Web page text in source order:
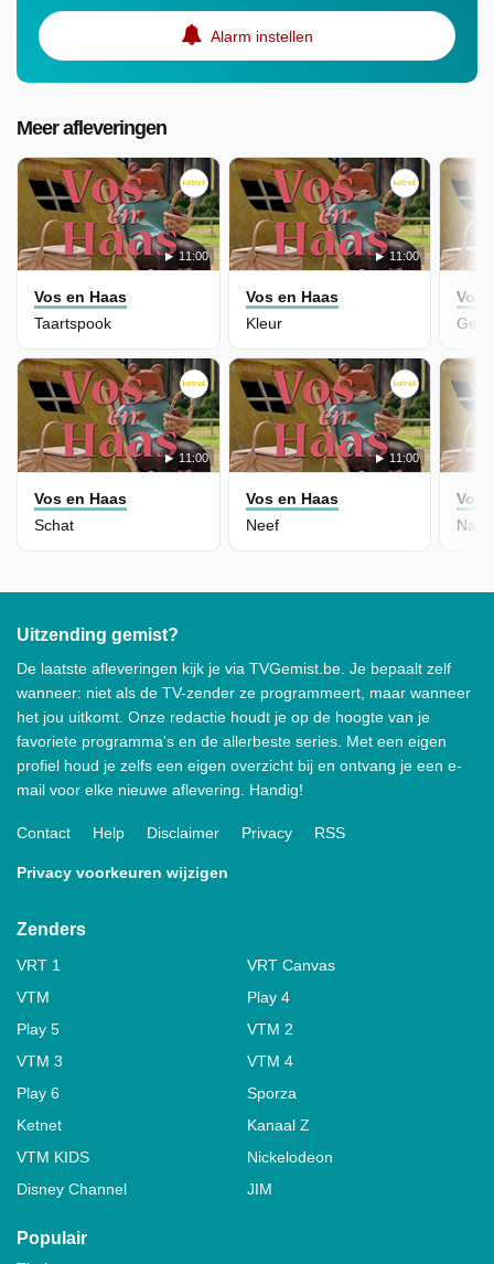
Alarm instellen
Meer afleveringen
11:00
Vos en Haas
Taartspook
11:00
Vos en Haas
Kleur
11:00
Vos en Haas
Schat
11:00
Vos en Haas
Neef
Vos
Vos
Uitzending gemist?
De laatste afleveringen kijk je via TVGemist.be. Je bepaalt zelf
wanneer: niet als de TV-zender ze programmeert, maar wanneer
het jou uitkomt. Onze redactie houdt je op de hoogte van je
favoriete programma's en de allerbeste series. Met een eigen
profiel houd je zelfs een eigen overzicht bij en ontvang je een e-
mail voor elke nieuwe aflevering. Handig!
Contact Help Disclaimer Privacy RSS
Privacy voorkeuren wijzigen
Zenders
VRT 1
VRT Canvas
VTM
Play 4
Play 5
VTM 2
VTM 3
VTM 4
Play 6
Sporza
Ketnet
Kanaal Z
VTM KIDS
Nickelodeon
Disney Channel
JIM
Populair